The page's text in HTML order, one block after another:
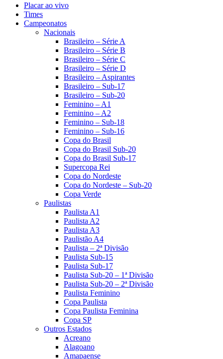
Placar ao vivo
Times
Campeonatos
Nacionais
Brasileiro – Série A
Brasileiro – Série B
Brasileiro – Série C
Brasileiro – Série D
Brasileiro – Aspirantes
Brasileiro – Sub-17
Brasileiro – Sub-20
Feminino – A1
Feminino – A2
Feminino – Sub-18
Feminino – Sub-16
Copa do Brasil
Copa do Brasil Sub-20
Copa do Brasil Sub-17
Supercopa Rei
Copa do Nordeste
Copa do Nordeste – Sub-20
Copa Verde
Paulistas
Paulista A1
Paulista A2
Paulista A3
Paulistão A4
Paulista – 2ª Divisão
Paulista Sub-15
Paulista Sub-17
Paulista Sub-20 – 1ª Divisão
Paulista Sub-20 – 2ª Divisão
Paulista Feminino
Copa Paulista
Copa Paulista Feminina
Copa SP
Outros Estados
Acreano
Alagoano
Amapaense